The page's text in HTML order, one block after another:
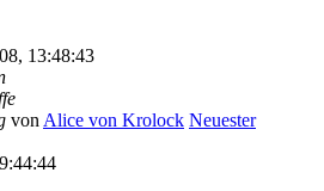
13:48:43
von Alice von Krolock Neuester